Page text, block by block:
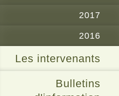
2017
2016
Les intervenants
Bulletins